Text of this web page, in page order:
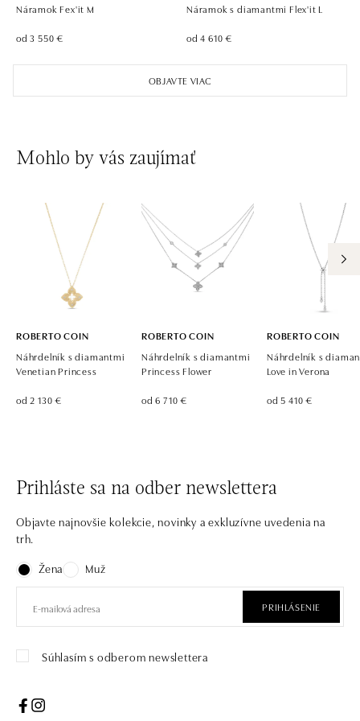
OBJAVTE VIAC
Náramok Fex'it M
od 3 550 €
Náramok s diamantmi Flex'it L
od 4 610 €
Mohlo by vás zaujímať
ROBERTO COIN
Náhrdelník s diamantmi
Venetian Princess
od 2 130 €
ROBERTO COIN
Náhrdelník s diamantmi
Princess Flower
od 6 710 €
ROBERTO COIN
Náhrdelník s
Love in Verona
od 5 410 €
Prihláste sa na odber newslettera
Objavte najnovšie kolekcie, novinky a exkluzívne uvedenia na
trh.
Žena
Muž
PRIHLÁSENIE
Súhlasím s odberom newslettera